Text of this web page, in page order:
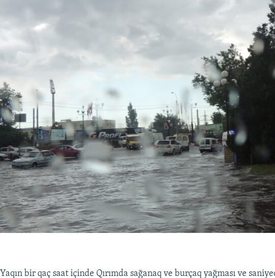
Yaqın bir qaç saat içinde Qırımda sağanaq ve burçaq yağması ve